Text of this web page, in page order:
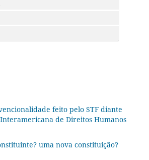
feito pelo STF diante
de Direitos Humanos
uma nova constituição?